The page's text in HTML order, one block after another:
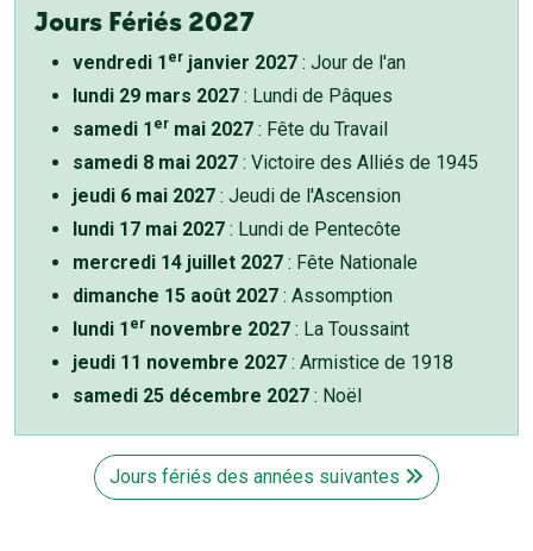
Jours Fériés 2027
vendredi 1 er janvier 2027 : Jour de l'an
lundi 29 mars 2027 : Lundi de Pâques
samedi 1 er mai 2027 : Fête du Travail
samedi 8 mai 2027 : Victoire des Alliés de 1945
jeudi 6 mai 2027 : Jeudi de l'Ascension
lundi 17 mai 2027 : Lundi de Pentecôte
mercredi 14 juillet 2027 : Fête Nationale
dimanche 15 août 2027 : Assomption
lundi 1 er novembre 2027 : La Toussaint
jeudi 11 novembre 2027 : Armistice de 1918
samedi 25 décembre 2027 : Noël
Jours fériés des années suivantes